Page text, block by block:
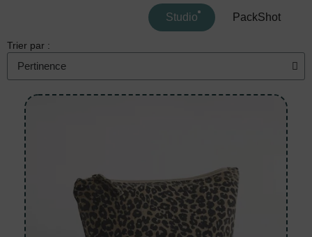
Studio PackShot
Trier par :